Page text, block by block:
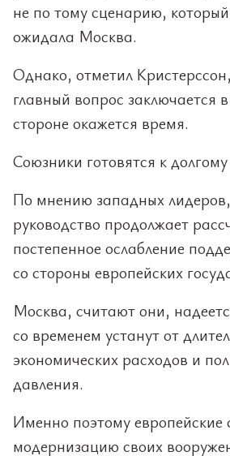
не по тому сценарию,
ожидала Москва.
Однако, отметил
главный вопрос заключается
стороне окажется время.
Союзники готовятся к
По мнению западных
руководство продолжает
постепенное ослабление
со стороны европейских
Москва, считают они,
со временем устанут от
экономических расходов и
давления.
Именно поэтому европейские
модернизацию своих